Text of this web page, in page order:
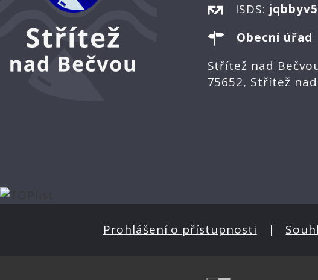
ISDS: jqbbyv5
Obecní úřad
Střítež nad
75652, Střítež
Prohlášení o přístupnosti |